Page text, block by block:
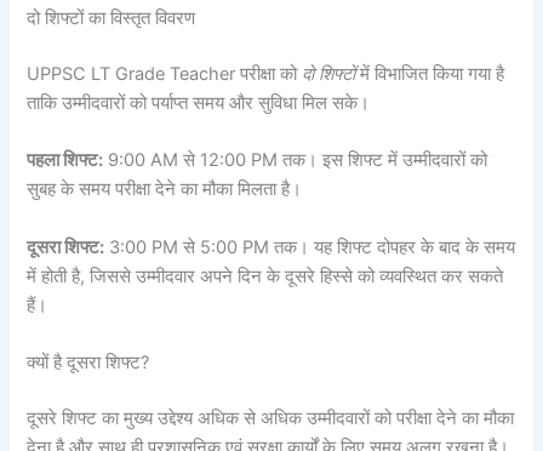
दो शिफ्टों का विस्तृत विवरण
UPPSC LT Grade Teacher परीक्षा को दो शिफ्टोंमें विभाजित किया गया है
ताकि उम्मीदवारों को पर्याप्त समय और सुविधा मिल सके।
पहला शिफ्ट: 9:00 AM से 12:00 PM तक। इस शिफ्ट में उम्मीदवारों को
सुबह के समय परीक्षा देने का मौका मिलता है।
दूसरा शिफ्ट: 3:00 PM से 5:00 PM तक। यह शिफ्ट दोपहर के बाद के समय
में होती है, जिससे उम्मीदवार अपने दिन के दूसरे हिस्से को व्यवस्थित कर सकते
हैं।
क्यों है दूसरा शिफ्ट?
दूसरे शिफ्ट का मुख्य उद्देश्य अधिक से अधिक उम्मीदवारों को परीक्षा देने का मौका